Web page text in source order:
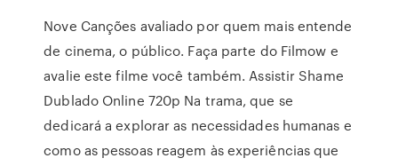
Nove Canções avaliado por quem mais entende
de cinema, o público. Faça parte do Filmow e
avalie este filme você também. Assistir Shame
Dublado Online 720p Na trama, que se
dedicará a explorar as necessidades humanas e
como as pessoas reagem às experiências que